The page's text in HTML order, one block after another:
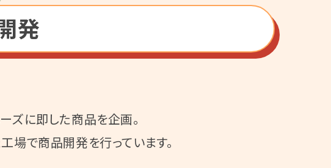
発
ズに即した商品を企画。
場で商品開発を行っています。